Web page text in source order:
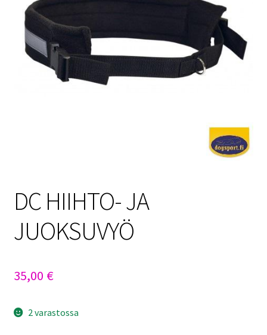
Sulo
Tietosuojaseloste
Toimitusehdot
DC HIIHTO- JA
JUOKSUVYÖ
35,00 €
2 varastossa